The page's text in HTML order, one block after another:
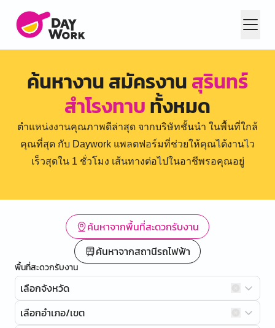
ค้นหางาน สมัครงานสุรินทร์
สำโรงทาบทั้งหมด
ตำแหน่งงานคุณภาพดีล่าสุด จากบริษัทชั้นนำ ในพื้นที่ใกล้
คุณที่สุด กับ Daywork แพลตฟอร์มที่ช่วยให้คุณได้งานไว
เร็วสุดใน 1 ชั่วโมง เส้นทางต่อไปในอาชีพรอคุณอยู่
ค้นหาจากพื้นที่สะดวกรับงาน
ค้นหาจากสถานีรถไฟฟ้า
พื้นที่สะดวกรับงาน
เลือกจังหวัด
เลือกอำเภอ/เขต